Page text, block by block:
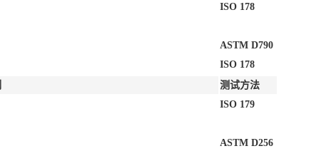
ISO 178
ASTM D790
ISO 178
测试方法
ISO 179
ASTM D256